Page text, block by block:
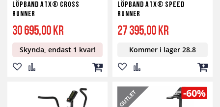
Löpband ATX® Cross
Runner
30 695,00 kr
Skynda, endast 1 kvar!
Lägg
Lägg Lägg
Löpband ATX® Speed
Runner
27 395,00 kr
Kommer i lager 28.8
Lägg
till
Lägg
till
i
Lägg
till
-60%